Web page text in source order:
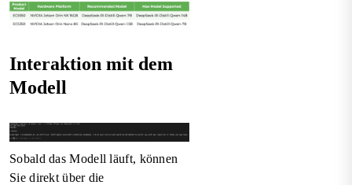
Interaktion mit dem
Modell
Sobald das Modell läuft, können
Sie direkt über die